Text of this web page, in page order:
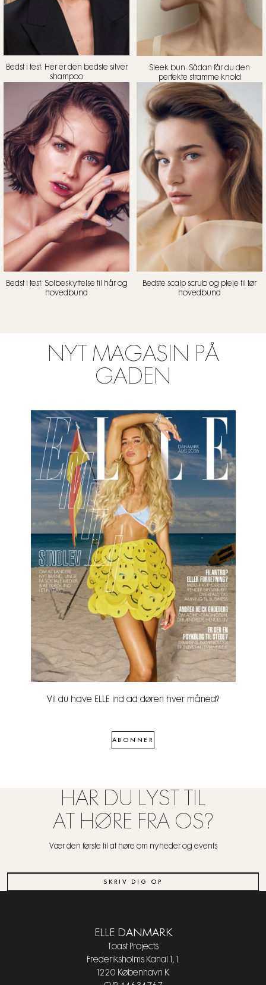
Bedst i test: Her er den bedste silver
shampoo
Sleek bun: Sådan får du den
perfekte stramme knold
Bedst i test: Solbeskyttelse til hår og
hovedbund
Bedste scalp scrub og pleje til tør
hovedbund
NYT MAGASIN PÅ
GADEN
Vil du have ELLE ind ad døren hver måned?
ABONNER
HAR DU LYST TIL
AT HØRE FRA OS?
Vær den første til at høre om nyheder og events
SKRIV DIG OP
ELLE DANMARK
Toast Projects
Frederiksholms Kanal 1, 1.
1220 København K